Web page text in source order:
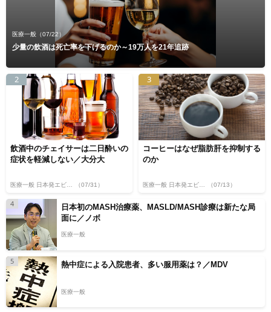
医療一般 （07/22）
少量の飲酒は死亡率を下げるのか～19万人を21年追跡
2
飲酒中のチェイサーは二日酔いの
症状を軽減しない／大分大
医療一般 日本発エビデンス （07/31）
3
コーヒーはなぜ脂肪肝を抑制する
のか
医療一般 日本発エビデンス （07/13）
4
日本初のMASH治療薬、MASLD/MASH診療は新たな局
面に／ノボ
医療一般
5 熱中症による入院患者、多い服用薬は？／MDV
医療一般